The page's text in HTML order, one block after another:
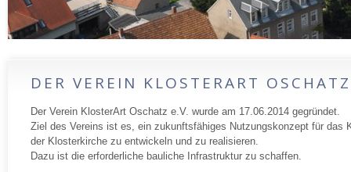
DER VEREIN KLOSTERART
Der Verein KlosterArt Oschatz e.V. wurde am 17.06.2014 gegründet.
Ziel des Vereins ist es, ein zukunftsfähiges Nutzungskonzept für das
der Klosterkirche zu entwickeln und zu realisieren.
Dazu ist die erforderliche bauliche Infrastruktur zu schaffen.